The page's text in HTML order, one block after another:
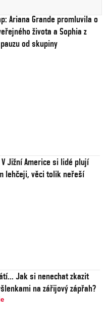
Ariana Grande promluvila o
života a Sophia z
pauzu od skupiny
Jižní Americe si lidé plují
lehčeji, věci tolik neřeší
Jak si nenechat zkazit
na zářijový zápřah?